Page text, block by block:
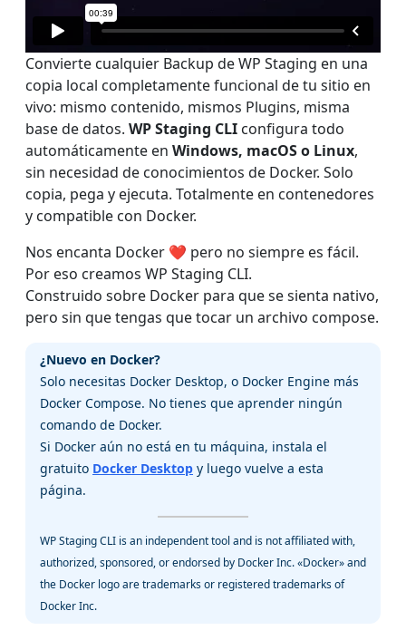
Convierte cualquier Backup de WP Staging en una
copia local completamente funcional de tu sitio en
vivo: mismo contenido, mismos Plugins, misma
base de datos. WP Staging CLI configura todo
automáticamente en Windows, macOS o Linux,
sin necesidad de conocimientos de Docker. Solo
copia, pega y ejecuta. Totalmente en contenedores
y compatible con Docker.
Nos encanta Docker ❤️ pero no siempre es fácil.
Por eso creamos WP Staging CLI.
Construido sobre Docker para que se sienta nativo,
pero sin que tengas que tocar un archivo compose.
¿Nuevo en Docker?
Solo necesitas Docker Desktop, o Docker Engine más
Docker Compose. No tienes que aprender ningún
comando de Docker.
Si Docker aún no está en tu máquina, instala el
gratuito Docker Desktop y luego vuelve a esta
página.
WP Staging CLI is an independent tool and is not affiliated with,
authorized, sponsored, or endorsed by Docker Inc. «Docker» and
the Docker logo are trademarks or registered trademarks of
Docker Inc.